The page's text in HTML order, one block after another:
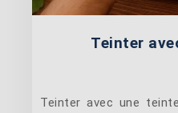
Teinter
Teinter avec une